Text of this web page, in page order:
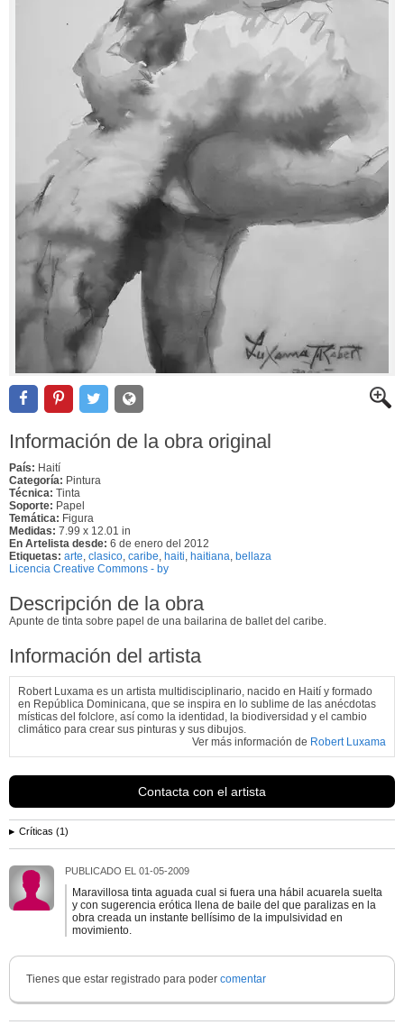
Información de la obra original
País: Haití
Categoría: Pintura
Técnica: Tinta
Soporte: Papel
Temática: Figura
Medidas: 7.99 x 12.01 in
En Artelista desde: 6 de enero del 2012
Etiquetas: arte clasico caribe haiti haitiana bellaza
Licencia Creative Commons - by
Descripción de la obra
Apunte de tinta sobre papel de una bailarina de ballet del caribe.
Información del artista
Robert Luxama es un artista multidisciplinario, nacido en Haití y formado
en República Dominicana, que se inspira en lo sublime de las anécdotas
místicas del folclore, así como la identidad, la biodiversidad y el cambio
climático para crear sus pinturas y sus dibujos.
Ver más información de Robert Luxama
Contacta con el artista
Críticas (1)
PUBLICADO EL 01-05-2009
Maravillosa tinta aguada cual si fuera una hábil acuarela suelta
y con sugerencia erótica llena de baile del que paralizas en la
obra creada un instante bellísimo de la impulsividad en
movimiento.
Tienes que estar registrado para poder comentar